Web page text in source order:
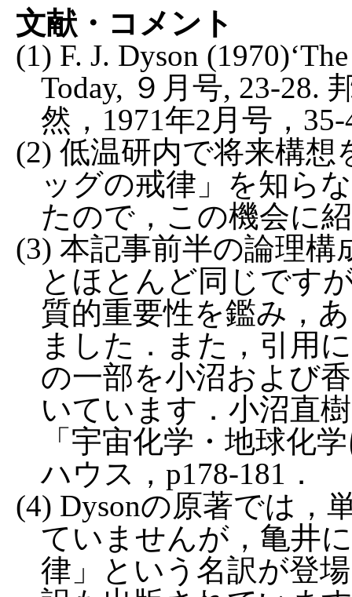
文献・コメント
(1) F. J. Dyson
Today, ９月号, 23-28.
然，1971年2月号，
(2) 低温研内で将来構
ッグの戒律」を知ら
たので，この機会に
(3) 本記事前半の論理
とほとんど同じです
質的重要性を鑑み，
ました．また，引用
の一部を小沼および
いています．小沼直
「宇宙化学・地球化
ハウス，p178-181．
(4) Dysonの原著では，
ていませんが，亀井
律」という名訳が登